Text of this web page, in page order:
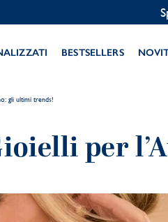
BESTSELLERS
gli ultimi trends!
per